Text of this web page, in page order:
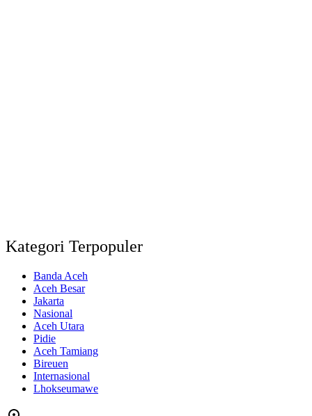
Kategori Terpopuler
Banda Aceh
Aceh Besar
Jakarta
Nasional
Aceh Utara
Pidie
Aceh Tamiang
Bireuen
Internasional
Lhokseumawe